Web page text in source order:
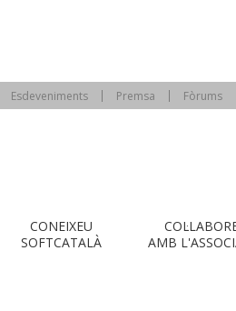
Esdeveniments Premsa Fòrums
CONEIXEU
SOFTCATALÀ
AMB